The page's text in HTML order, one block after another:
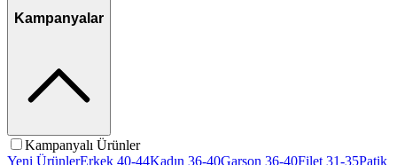
Kampanyalar
Kampanyalı Ürünler
Yeni ÜrünlerErkek 40-44Kadın 36-40Garson 36-40Filet 31-35Patik